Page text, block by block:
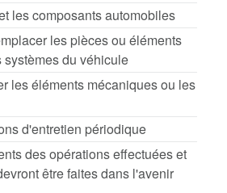
les composants automobiles
les pièces ou éléments
du véhicule
les éléments mécaniques ou les
d'entretien périodique
des opérations effectuées et
être faites dans l'avenir